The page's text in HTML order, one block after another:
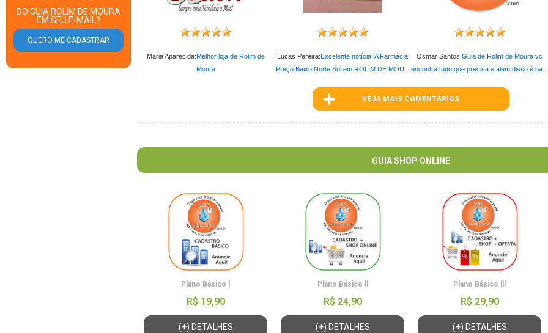
DO GUIA ROLIM DE MOURA
EM SEU E-MAIL?
Maria Aparecida:Melhor loja de Rolim de
Moura
Lucas Pereira: Excelente notícia! A Farmácia
Preço Baixo Norte Sul em ROLIM DE MOU...
Osmar Santos:Guia de Rolim de Moura vc
encontra tudo que precisa e alem disso é ba...
VEJA MAIS COMENTÁRIOS
GUIA SHOP ONLINE
Plano Básico l
R$ 19,90
(+) DETALHES
Plano Básico ll
R$ 24,90
(+) DETALHES
Plano Básico lll
R$ 29,90
(+) DETALHES